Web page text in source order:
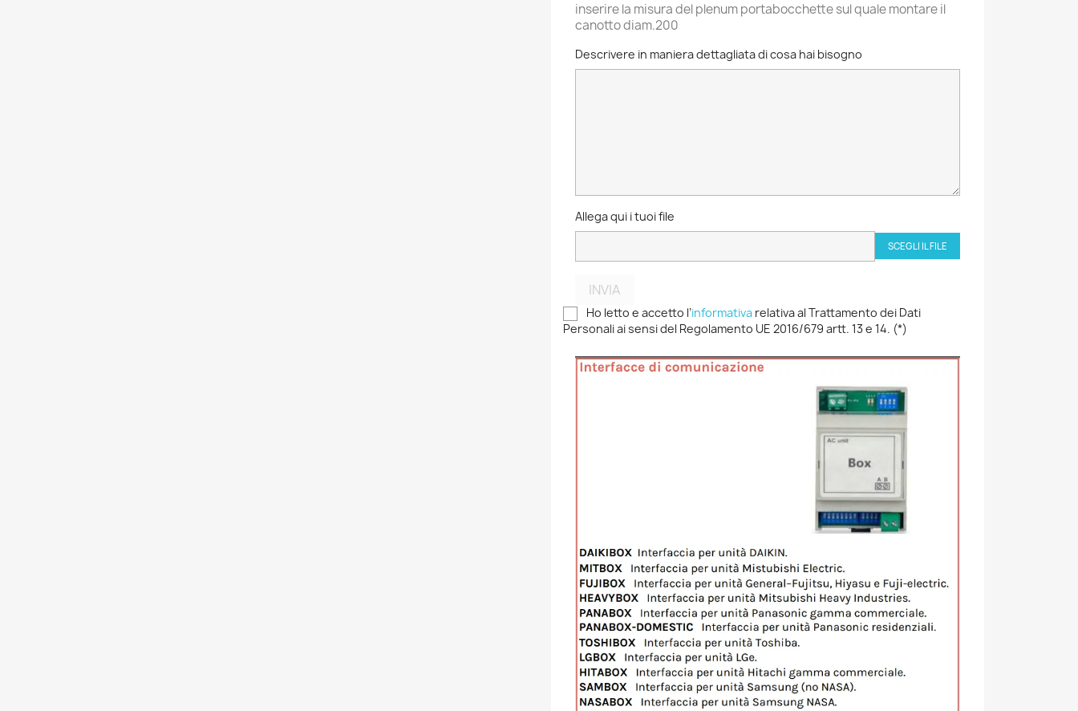
inserire la misura del plenum portabocchette sul quale montare il
canotto diam.200
Descrivere in maniera dettagliata di cosa hai bisogno
Allega qui i tuoi file
SCEGLI IL FILE
INVIA
Ho letto e accetto l’informativa relativa al Trattamento dei Dati
Personali ai sensi del Regolamento UE 2016/679 artt. 13 e 14. (*)